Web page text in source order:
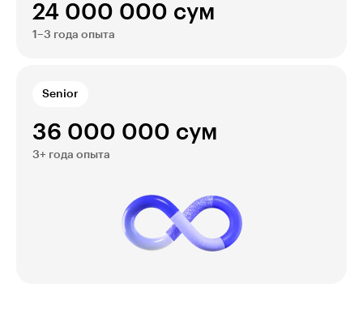
24 000 000 сум
1–3 года опыта
36 000 000 сум
Senior
3+ года опыта